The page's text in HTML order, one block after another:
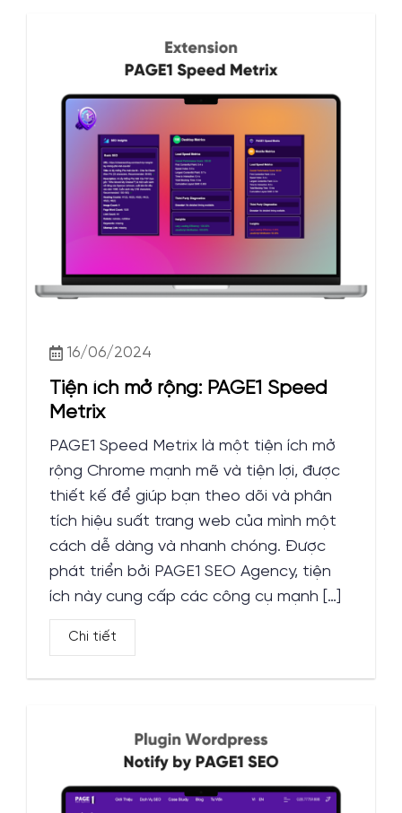
16/06/2024
Tiện ích mở rộng: PAGE1 Speed
Metrix
PAGE1 Speed Metrix là một tiện ích mở
rộng Chrome mạnh mẽ và tiện lợi, được
thiết kế để giúp bạn theo dõi và phân
tích hiệu suất trang web của mình một
cách dễ dàng và nhanh chóng. Được
phát triển bởi PAGE1 SEO Agency, tiện
ích này cung cấp các công cụ mạnh […]
Chi tiết